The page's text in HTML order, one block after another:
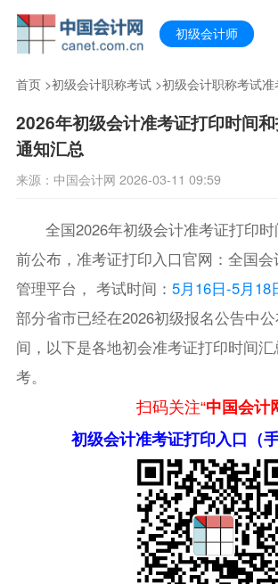
初级会计师
首页>初级会计职称考试>初级会计职称考试准
2026年初级会计准考证打印时间
通知汇总
来源：中国会计网 2026-03-11 09:59
全国2026年初级会计准考证打印
前公布，准考证打印入口官网：全国
管理平台， 考试时间： 5月16日-5月18
部分省市已经在2026初级报名公告中
间，以下是各地初会准考证打印时间
考。
扫码关注“中国会计
初级会计准考证打印入口（手